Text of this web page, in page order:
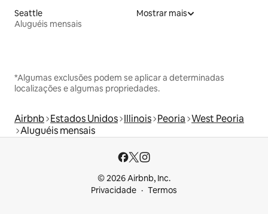
Seattle
Aluguéis mensais
Mostrar mais
*Algumas exclusões podem se aplicar a determinadas
localizações e algumas propriedades.
Airbnb Estados Unidos Illinois Peoria West Peoria
Aluguéis mensais
© 2026 Airbnb, Inc.
Privacidade
Termos